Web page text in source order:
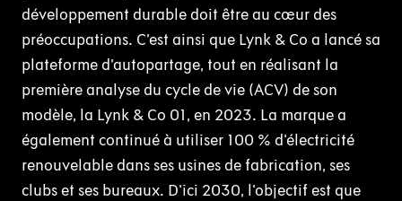
développement durable doit être au cœur des
préoccupations. C’est ainsi que Lynk & Co a lancé sa
plateforme d’autopartage, tout en réalisant la
première analyse du cycle de vie (ACV) de son
modèle, la Lynk & Co 01, en 2023. La marque a
également continué à utiliser 100 % d'électricité
renouvelable dans ses usines de fabrication, ses
clubs et ses bureaux. D'ici 2030, l'objectif est que